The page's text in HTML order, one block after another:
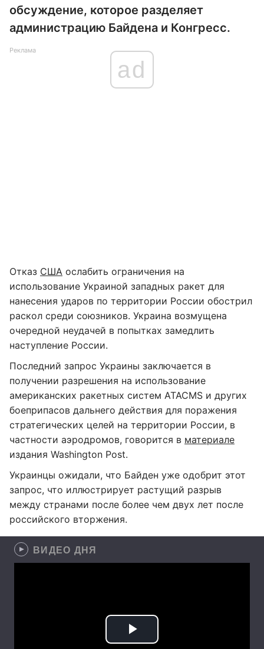
обсуждение, которое разделяет
администрацию Байдена и Конгресс.
Реклама
ad
Отказ США ослабить ограничения на
использование Украиной западных ракет для
нанесения ударов по территории России обострил
раскол среди союзников. Украина возмущена
очередной неудачей в попытках замедлить
наступление России.
Последний запрос Украины заключается в
получении разрешения на использование
американских ракетных систем ATACMS и других
боеприпасов дальнего действия для поражения
стратегических целей на территории России, в
частности аэродромов, говорится в материале
издания Washington Post.
Украинцы ожидали, что Байден уже одобрит этот
запрос, что иллюстрирует растущий разрыв
между странами после более чем двух лет после
российского вторжения.
ВИДЕО ДНЯ